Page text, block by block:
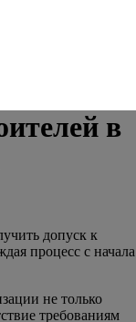
в
допуск к
процесс с начала
не только
требованиям